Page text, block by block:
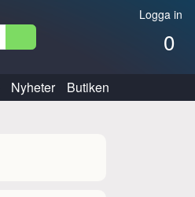
Logga in
0
Nyheter Butiken